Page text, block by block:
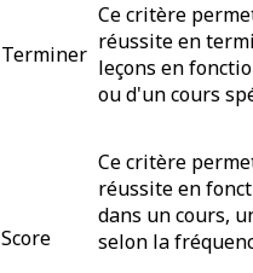
Terminer
Ce critère
réussite en
leçons en
ou d'un cours
Score
Ce critère
réussite en
dans un cours,
selon la